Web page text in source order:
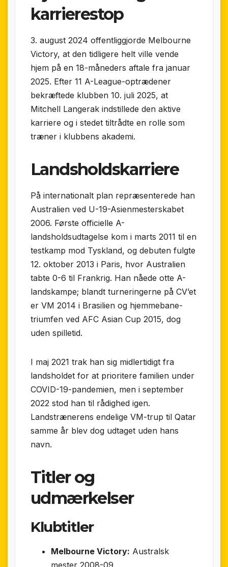
karrierestop
3. august 2024 offentliggjorde Melbourne
Victory, at den tidligere helt ville vende
hjem på en 18-måneders aftale fra januar
2025. Efter 11 A-League-optrædener
bekræftede klubben 10. juli 2025, at
Mitchell Langerak indstillede den aktive
karriere og i stedet tiltrådte en rolle som
træner i klubbens akademi.
Landsholdskarriere
På internationalt plan repræsenterede han
Australien ved U-19-Asienmesterskabet
2006. Første officielle A-
landsholdsudtagelse kom i marts 2011 til en
testkamp mod Tyskland, og debuten fulgte
12. oktober 2013 i Paris, hvor Australien
tabte 0-6 til Frankrig. Han nåede otte A-
landskampe; blandt turneringerne på CV’et
er VM 2014 i Brasilien og hjemmebane-
triumfen ved AFC Asian Cup 2015, dog
uden spilletid.
I maj 2021 trak han sig midlertidigt fra
landsholdet for at prioritere familien under
COVID-19-pandemien, men i september
2022 stod han til rådighed igen.
Landstrænerens endelige VM-trup til Qatar
samme år blev dog udtaget uden hans
navn.
Titler og
udmærkelser
Klubtitler
Melbourne Victory: Australsk